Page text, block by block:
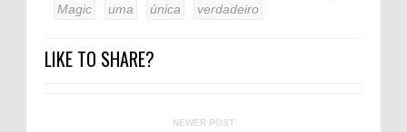
Magic
uma única verdadeiro
LIKE TO SHARE?
NEWER POST